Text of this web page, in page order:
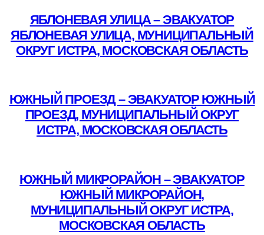
ЯБЛОНЕВАЯ УЛИЦА – ЭВАКУАТОР
ЯБЛОНЕВАЯ УЛИЦА, МУНИЦИПАЛЬНЫЙ
ОКРУГ ИСТРА, МОСКОВСКАЯ ОБЛАСТЬ
ЮЖНЫЙ ПРОЕЗД – ЭВАКУАТОР ЮЖНЫЙ
ПРОЕЗД, МУНИЦИПАЛЬНЫЙ ОКРУГ
ИСТРА, МОСКОВСКАЯ ОБЛАСТЬ
ЮЖНЫЙ МИКРОРАЙОН – ЭВАКУАТОР
ЮЖНЫЙ МИКРОРАЙОН,
МУНИЦИПАЛЬНЫЙ ОКРУГ ИСТРА,
МОСКОВСКАЯ ОБЛАСТЬ